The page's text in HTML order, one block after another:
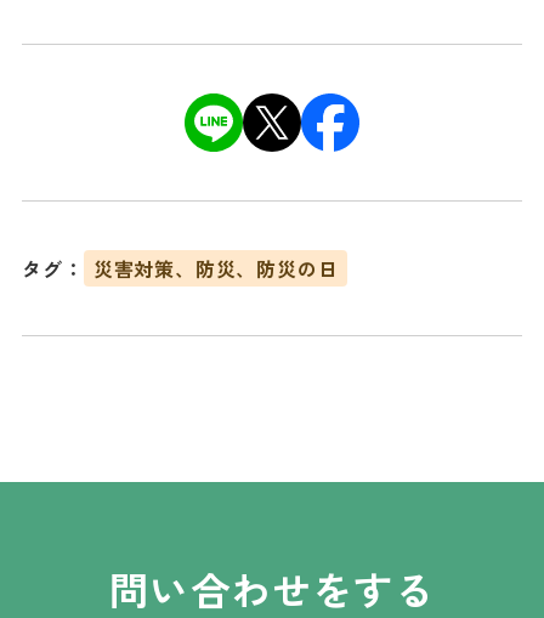
タグ： 災害対策、防災、防災の日
問い合わせをする